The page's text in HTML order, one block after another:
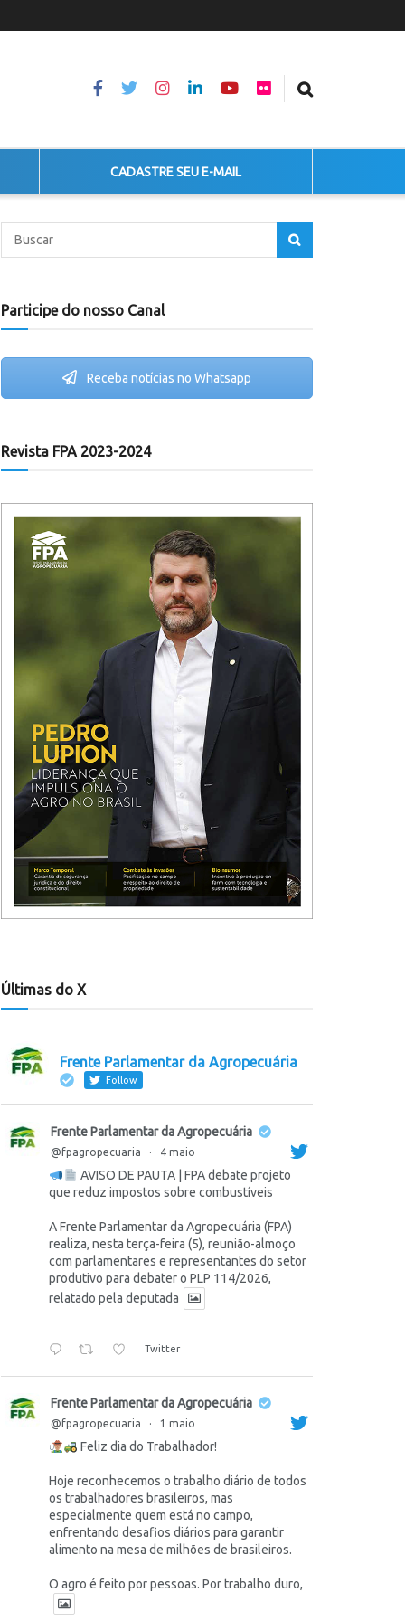
CADASTRE SEU E-MAIL
Participe do nosso Canal
Receba notícias no Whatsapp
Revista FPA 2023-2024
Últimas do X
Frente Parlamentar da Agropecuária
Follow
Frente Parlamentar da Agropecuária
@fpagropecuaria · 4 maio
AVISO DE PAUTA | FPA debate projeto
que reduz impostos sobre combustíveis
A Frente Parlamentar da Agropecuária (FPA)
realiza, nesta terça-feira (5), reunião-almoço
com parlamentares e representantes do setor
produtivo para debater o PLP 114/2026,
relatado pela deputada
Twitter
Frente Parlamentar da Agropecuária
@fpagropecuaria · 1 maio
Feliz dia do Trabalhador!
Hoje reconhecemos o trabalho diário de todos
os trabalhadores brasileiros, mas
especialmente quem está no campo,
enfrentando desafios diários para garantir
alimento na mesa de milhões de brasileiros.
O agro é feito por pessoas. Por trabalho duro,